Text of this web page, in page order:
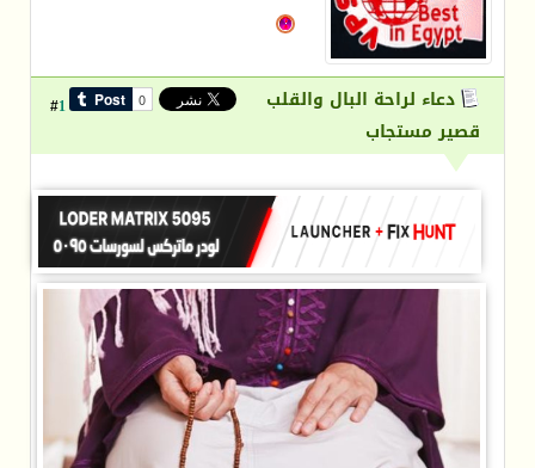
#1
دعاء لراحة البال والقلب
قصير مستجاب